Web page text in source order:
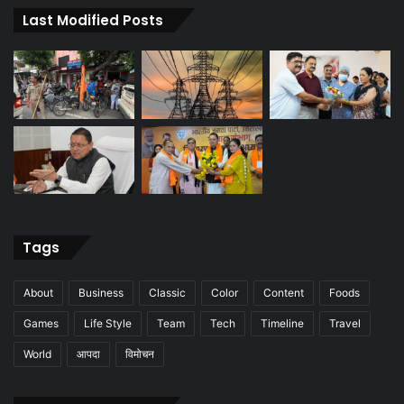
Last Modified Posts
Tags
About Business Classic Color Content Foods
Games Life Style Team Tech Timeline Travel
World आपदा विमोचन